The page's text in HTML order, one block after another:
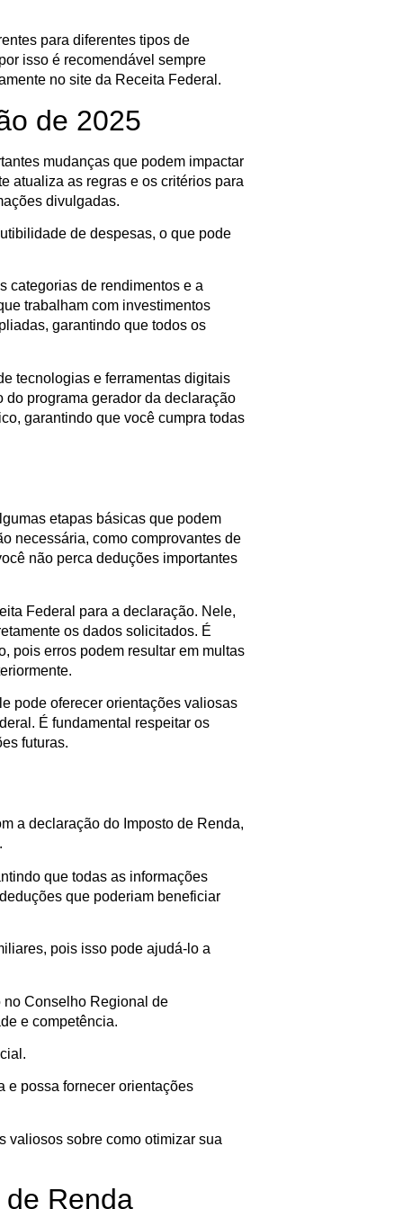
para diferentes tipos de
isso é recomendável sempre
no site da Receita Federal.
de 2025
mudanças que podem impactar
atualiza as regras e os critérios para
divulgadas.
de despesas, o que pode
categorias de rendimentos e a
trabalham com investimentos
garantindo que todos os
tecnologias e ferramentas digitais
programa gerador da declaração
garantindo que você cumpra todas
etapas básicas que podem
necessária, como comprovantes de
não perca deduções importantes
Federal para a declaração. Nele,
os dados solicitados. É
pois erros podem resultar em multas
pode oferecer orientações valiosas
É fundamental respeitar os
futuras.
a declaração do Imposto de Renda,
que todas as informações
que poderiam beneficiar
pois isso pode ajudá-lo a
Conselho Regional de
e competência.
e possa fornecer orientações
valiosos sobre como otimizar sua
Renda